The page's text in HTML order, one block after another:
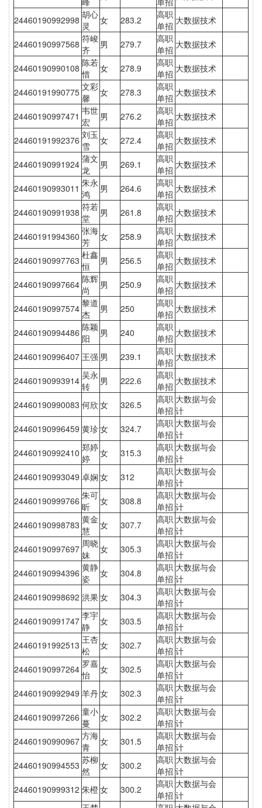
24460190992998 胡心
灵
女 283.2
高职
单招 大数据技术
24460190997568 符峻
齐
男 279.7
高职
单招 大数据技术
24460190990108 陈若
惜
女 278.9
高职
单招 大数据技术
24460191990775 文彩
馨
女 278.3
高职
单招 大数据技术
24460190997471 韦世
宏
男 276.2
高职
单招 大数据技术
24460191992376 刘玉
雪
女 272.4
高职
单招 大数据技术
24460190991924 蒲文
龙
男 269.1
高职
单招 大数据技术
24460190993011 朱永
鸿
男 264.6
高职
单招 大数据技术
24460190991938 符若
堂
男 261.8
高职
单招 大数据技术
24460191994360 张海
芳
女 258.9
高职
单招 大数据技术
24460190997763 杜鑫
恒
男 256.5
高职
单招 大数据技术
24460190997664 陈辉
尚
男 250.9
高职
单招 大数据技术
24460190997574 黎道
杰
男 250
高职
单招 大数据技术
24460190994486 陈颖
阳
男 240
高职
单招 大数据技术
24460190996407 王强 男 239.1
高职
单招 大数据技术
24460190993914 吴永
转
男 222.6
高职
单招 大数据技术
24460190990083 何欣 女 326.5
高职
单招
大数据与会
计
24460190996459 黄珍 女 324.7
高职
单招
大数据与会
计
24460190992410 郑婷
婷
女 315.3
高职
单招
大数据与会
计
24460190993049 卓娴 女 312
高职
单招
大数据与会
计
24460190999766 朱可
昕
女 308.8
高职
单招
大数据与会
计
24460190998783 黄金
慧
女 307.7
高职
单招
大数据与会
计
24460190997697 周晓
妹
女 305.3
高职
单招
大数据与会
计
24460190994396 黄静
姿
女 304.8
高职
单招
大数据与会
计
24460190998692 洪果女 304.3
高职
单招
大数据与会
计
24460190991747 李宇
静
女 303.5
高职
单招
大数据与会
计
24460191992513 王杏
松
女 302.7
高职
单招
大数据与会
计
24460190997264 罗嘉
怡
女 302.5
高职
单招
大数据与会
计
24460190992949 羊丹女 302.3
高职
单招
大数据与会
计
24460190997266 童小
蔓
女 302.2
高职
单招
大数据与会
计
24460190990967 方海
青
女 301.5
高职
单招
大数据与会
计
24460190994553 苏柳
然
女 300.2
高职
单招
大数据与会
计
24460190999312 朱橙女 300.2
高职
单招
大数据与会
计